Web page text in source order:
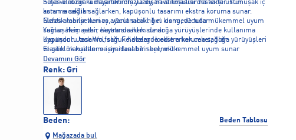
nefes alabilir kumaşı terin hızla dışarı atılmasını destekler. Yumuşak iç
astarı sıcaklık sağlarken, kapüşonlu tasarımı ekstra koruma sunar.
Elastik manşetleri ve ayarlanabilir bel kısmı, vücuda mükemmel uyum
sağlar. Hem şehir hayatında hem de doğa yürüyüşlerinde kullanıma
uygundur. Jack Wolfskin Feldberg Hoodie erkek ceket, doğa yürüyüşleri
ve günlük kullanım için ideal bir seçenektir.
Suya ve rüzgara dayanıklı dış yüzey, hava koşullarına karşı üstün
koruma sağlar
Nefes alabilir kumaş, vücut sıcaklığını dengede tutar
Yumuşak iç astar, ekstra sıcaklık sunar
Kapüşonlu tasarım, soğuk havalarda ekstra koruma sağlar
Elastik manşetler ve ayarlanabilir bel, mükemmel uyum sunar
Devamını Gör
Beden: Beden Tablosu
Renk: Gri
Mağazada bul